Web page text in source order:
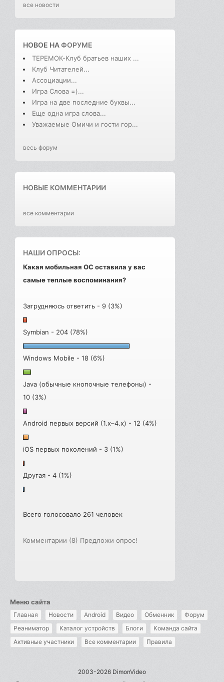
все новости
НОВОЕ НАФОРУМЕ
ТЕРЕМОК-Клуб братьев наших ...
Клуб Читателей...
Ассоциации...
Игра Слова =)...
Игра на две последние буквы...
Еще одна игра слова...
Уважаемые Омичи и гости гор...
весь форум
НОВЫЕ КОММЕНТАРИИ
все комментарии
НАШИ ОПРОСЫ:
Какая мобильная ОС оставила у вас
самые теплые воспоминания?
Затрудняюсь ответить - 9 (3%)
Symbian - 204 (78%)
Windows Mobile - 18 (6%)
Java (обычные кнопочные телефоны) -
10 (3%)
Android первых версий (1.x–4.x) - 12 (4%)
iOS первых поколений - 3 (1%)
Другая - 4 (1%)
Всего голосовало 261 человек
Комментарии (8) Предложи опрос!
Меню сайта
Главная Новости Android Видео Обменник
Форум
Реаниматор
Каталог устройств Блоги
Команда сайта
Активные участники
Все комментарии Правила
2003-2026 DimonVideo